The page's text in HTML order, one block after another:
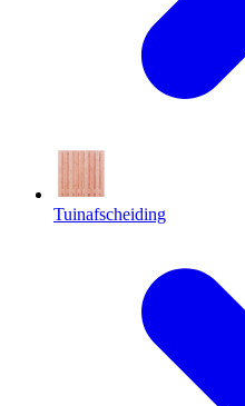
Tuinafscheiding